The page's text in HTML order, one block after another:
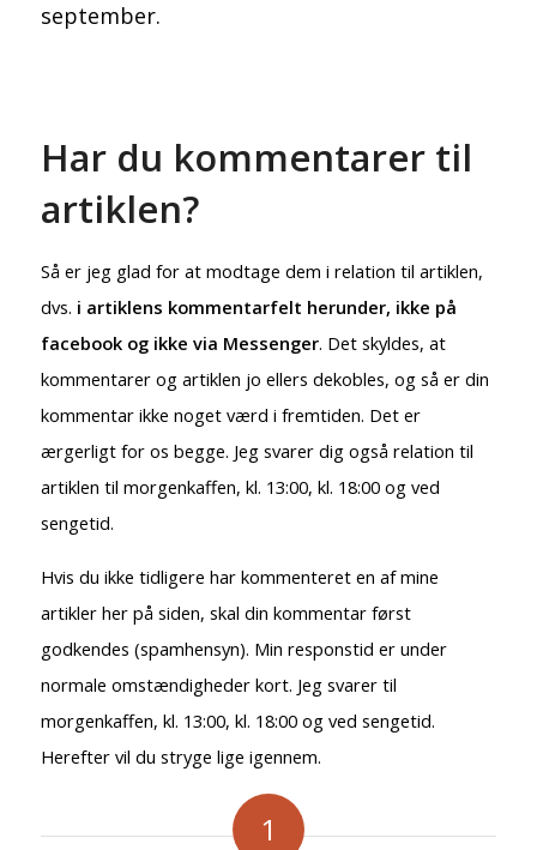
september.
Har du kommentarer til
artiklen?
Så er jeg glad for at modtage dem i relation til artiklen,
dvs. i artiklens kommentarfelt herunder, ikke på
facebook og ikke via Messenger. Det skyldes, at
kommentarer og artiklen jo ellers dekobles, og så er din
kommentar ikke noget værd i fremtiden. Det er
ærgerligt for os begge. Jeg svarer dig også relation til
artiklen til morgenkaffen, kl. 13:00, kl. 18:00 og ved
sengetid.
Hvis du ikke tidligere har kommenteret en af mine
artikler her på siden, skal din kommentar først
godkendes (spamhensyn). Min responstid er under
normale omstændigheder kort. Jeg svarer til
morgenkaffen, kl. 13:00, kl. 18:00 og ved sengetid.
Herefter vil du stryge lige igennem.
1